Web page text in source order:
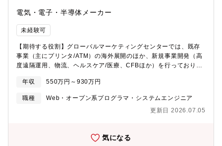
軟なキャリアパス※企業紹介動画(PIVOT)
https://www.p2enesol.com/recruit/message/※社員インタビュー
修制度 https://www.p2enesol.com/recruit/growth/【勤務地】■愛
知県豊田市トヨタ町1番地※フレックス勤務／テレワーク勤務可能
（拠点や職種によって異なる場合あり）※転居や住宅（社宅制度
など）に関する手当が充実※兵庫県神戸市での勤務も可能です
気づいていただいた上で、課題解決の提案を進めています。創業
をいただいておりますが、まだまだ十分に対応ができているとは
り、全ての製造形態に対応ができていないと同社は感じていま
す。そこで、多方面でご活躍いただいた方に同社にジョインいた
だくことで、課題の発見及びご提案の活動をさらに加速していき
め、これらをシームレスに繋げてPSI、S&OPの最適化の提案をし
ていきます。ホープスはソリューションを幅広く揃えているた
していきたいと本気で考えています。【プロジェクト内容※一例
テムの予実分析及び改善アクション立案支援・生産性向上：レガ
シーとなっているシステムのリプレースプロジェクト・製販一体
電気・電子・半導体メーカー
未経験可
【期待する役割】グローバルマーケティングセンターでは、既存
事業（主にプリンタ/ATM）の海外展開のほか、新規事業開発（高
度遠隔運用、物流、ヘルスケア/医療、CFBほか）を行っており、
新規事業として取り組んでいる「物流領域」に関して、輸送管理
システム（TMS）や倉庫管理システム（WMS）、共同配送を支え
るプラットフォーム（PF）の商品企画/システム開発に取り組んで
いただきます。【職務内容】■該当市場の課題調査■課題解決の仮
開発管理では業務を遂行する上で、基本的なシステムアーキテク
年収 550万円～930万円
職種
Web・オープン系プログラマ・システムエンジニア
更新日 2026.07.05
気になる